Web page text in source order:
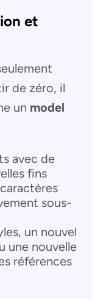
et
de zéro, il
un model
avec de
fins
sous-
un nouvel
une nouvelle
références